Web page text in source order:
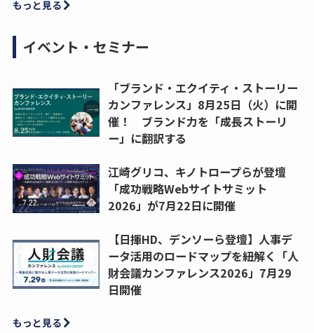
もっと見る
イベント・セミナー
「ブランド・エクイティ・ストーリー
カンファレンス」8月25日（火）に開
催！ ブランド力を「成長ストーリ
ー」に翻訳する
江崎グリコ、キノトロープらが登壇
「成功戦略Webサイトサミット
2026」が7月22日に開催
【日揮HD、デンソーら登壇】人事デ
ータ活用のロードマップを紐解く「人
財会議カンファレンス2026」7月29
日開催
もっと見る